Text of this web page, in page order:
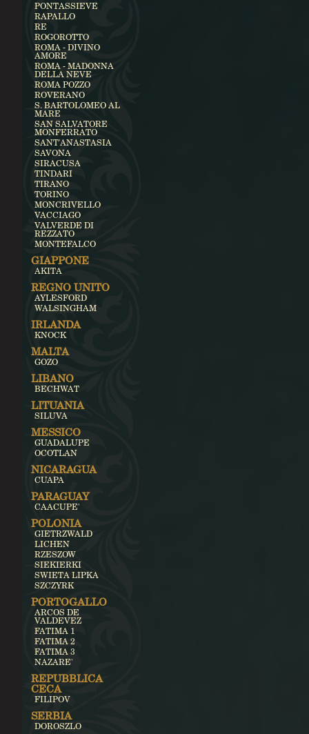
PONTASSIEVE
RAPALLO
RE
ROGOROTTO
ROMA - DIVINO
AMORE
ROMA - MADONNA
DELLA NEVE
ROMA POZZO
ROVERANO
S. BARTOLOMEO AL
MARE
SAN SALVATORE
MONFERRATO
SANT'ANASTASIA
SAVONA
SIRACUSA
TINDARI
TIRANO
TORINO
MONCRIVELLO
VACCIAGO
VALVERDE DI
REZZATO
MONTEFALCO
GIAPPONE
AKITA
REGNO UNITO
AYLESFORD
WALSINGHAM
IRLANDA
KNOCK
MALTA
GOZO
LIBANO
BECHWAT
LITUANIA
SILUVA
MESSICO
GUADALUPE
OCOTLAN
NICARAGUA
CUAPA
PARAGUAY
CAACUPE'
POLONIA
GIETRZWALD
LICHEN
RZESZOW
SIEKIERKI
SWIETA LIPKA
SZCZYRK
PORTOGALLO
ARCOS DE
VALDEVEZ
FATIMA 1
FATIMA 2
FATIMA 3
NAZARE'
REPUBBLICA
CECA
FILIPOV
SERBIA
DOROSZLO